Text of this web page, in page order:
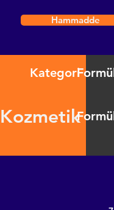
Hammadde
Kategori
Kozmetik